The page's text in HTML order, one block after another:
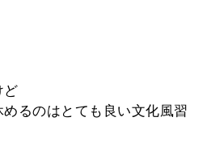
ど
るのはとても良い文化風習